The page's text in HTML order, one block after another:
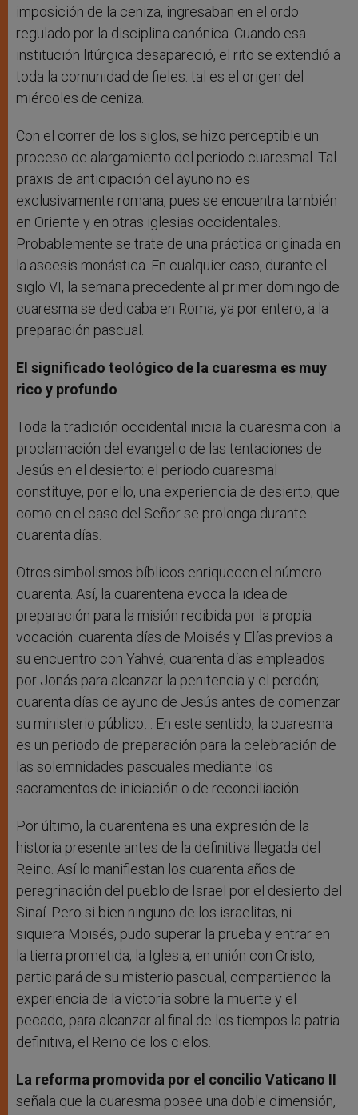
imposición de la ceniza, ingresaban en el ordo
regulado por la disciplina canónica. Cuando esa
institución litúrgica desapareció, el rito se extendió a
toda la comunidad de fieles: tal es el origen del
miércoles de ceniza.
Con el correr de los siglos, se hizo perceptible un
proceso de alargamiento del periodo cuaresmal. Tal
praxis de anticipación del ayuno no es
exclusivamente romana, pues se encuentra también
en Oriente y en otras iglesias occidentales.
Probablemente se trate de una práctica originada en
la ascesis monástica. En cualquier caso, durante el
siglo VI, la semana precedente al primer domingo de
cuaresma se dedicaba en Roma, ya por entero, a la
preparación pascual.
El significado teológico de la cuaresma es muy
rico y profundo
Toda la tradición occidental inicia la cuaresma con la
proclamación del evangelio de las tentaciones de
Jesús en el desierto: el periodo cuaresmal
constituye, por ello, una experiencia de desierto, que
como en el caso del Señor se prolonga durante
cuarenta días.
Otros simbolismos bíblicos enriquecen el número
cuarenta. Así, la cuarentena evoca la idea de
preparación para la misión recibida por la propia
vocación: cuarenta días de Moisés y Elías previos a
su encuentro con Yahvé; cuarenta días empleados
por Jonás para alcanzar la penitencia y el perdón;
cuarenta días de ayuno de Jesús antes de comenzar
su ministerio público… En este sentido, la cuaresma
es un periodo de preparación para la celebración de
las solemnidades pascuales mediante los
sacramentos de iniciación o de reconciliación.
Por último, la cuarentena es una expresión de la
historia presente antes de la definitiva llegada del
Reino. Así lo manifiestan los cuarenta años de
peregrinación del pueblo de Israel por el desierto del
Sinaí. Pero si bien ninguno de los israelitas, ni
siquiera Moisés, pudo superar la prueba y entrar en
la tierra prometida, la Iglesia, en unión con Cristo,
participará de su misterio pascual, compartiendo la
experiencia de la victoria sobre la muerte y el
pecado, para alcanzar al final de los tiempos la patria
definitiva, el Reino de los cielos.
La reforma promovida por el concilio Vaticano II
señala que la cuaresma posee una doble dimensión,